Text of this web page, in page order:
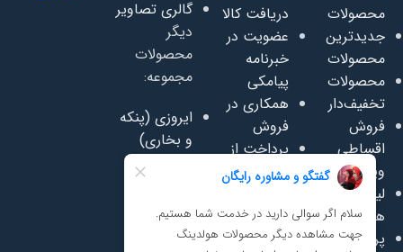
محصولات
جدیدترین
محصولات
محصولات
تخفیف‌دار
فروش
اقساطی
ویلامبل
لیست قیمت
همکاری
پرسش‌های
دریافت کالا
عضویت در
خبرنامه
پیامکی
همکاری در
فروش
پرداخت از
اعتبار روبیکا
رضایت
مشتریان
گالری تصاویر
دیگر
محصولات
مجموعه:
ایروزی (پنکه
و بخاری)
وفروش
مبلمان)